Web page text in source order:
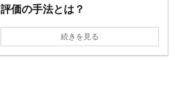
評価の手法とは？
続きを見る